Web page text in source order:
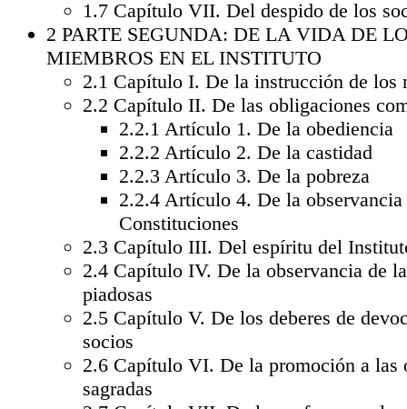
1.7 Capítulo VII. Del despido de los
2 PARTE SEGUNDA: DE LA VIDA DE
MIEMBROS EN EL INSTITUTO
2.1 Capítulo I. De la instrucción de los
2.2 Capítulo II. De las obligaciones
2.2.1 Artículo 1. De la obediencia
2.2.2 Artículo 2. De la castidad
2.2.3 Artículo 3. De la pobreza
2.2.4 Artículo 4. De la observancia
Constituciones
2.3 Capítulo III. Del espíritu del
2.4 Capítulo IV. De la observancia de
piadosas
2.5 Capítulo V. De los deberes de
socios
2.6 Capítulo VI. De la promoción a las
sagradas